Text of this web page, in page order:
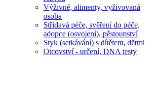
Výživné, alimenty, vyživovaná
osoba
Střídavá péče, svěření do péče,
adopce (osvojení), pěstounství
Styk (setkávání) s dítětem, dětmi
Otcovství - určení, DNA testy